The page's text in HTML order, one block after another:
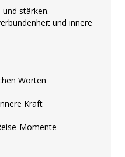
stärken.
und innere
Worten
Kraft
Momente